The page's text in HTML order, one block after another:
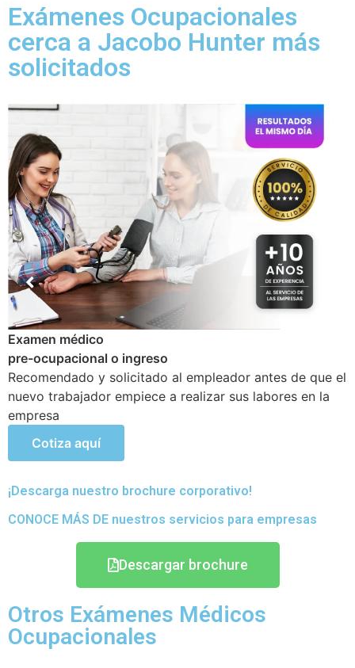
Exámenes Ocupacionales
cerca a Jacobo Hunter más
solicitados
Examen médico Ocupacional Periódicos o anuales
Objetivo de poder detectar si existen problemas de
salud que se hayan podido generar en el transcurso de
sus actividades
Cotiza aquí
¡Descarga nuestro brochure corporativo!
CONOCE MÁS DE nuestros servicios para empresas
Descargar brochure
Otros Exámenes Médicos
Ocupacionales